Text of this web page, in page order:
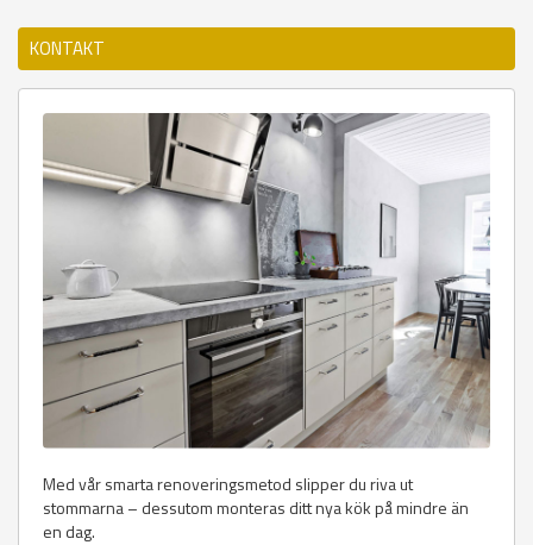
KONTAKT
Med vår smarta renoveringsmetod slipper du riva ut
stommarna – dessutom monteras ditt nya kök på mindre än
en dag.